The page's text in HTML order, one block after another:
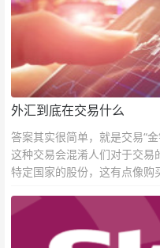
外汇到底在交易什么
答案其实很简单，就是交易“
这种交易会混淆人们对于交
特定国家的股份，这有点像购